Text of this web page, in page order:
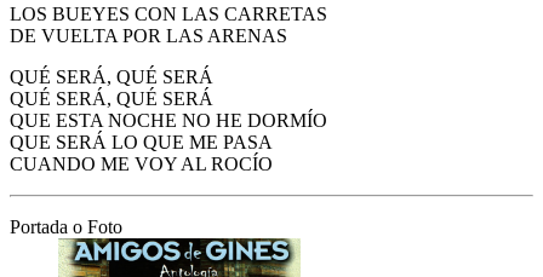
LOS BUEYES CON LAS CARRETAS
DE VUELTA POR LAS ARENAS
QUÉ SERÁ, QUÉ SERÁ
QUÉ SERÁ, QUÉ SERÁ
QUE ESTA NOCHE NO HE DORMÍO
QUE SERÁ LO QUE ME PASA
CUANDO ME VOY AL ROCÍO
Portada o Foto